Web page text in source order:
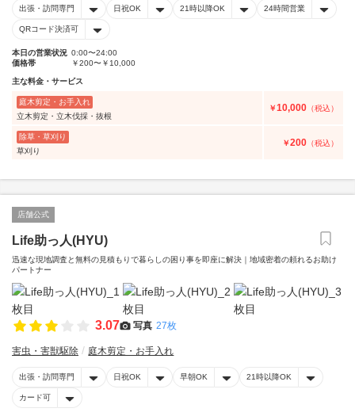
出張・訪問専門 日祝OK 21時以降OK 24時間営業
QRコード決済可
本日の営業状況 0:00〜24:00
価格帯
￥200〜￥10,000
主な料金・サービス
庭木剪定・お手入れ
立木剪定・立木伐採・抜根
￥10,000 （税込）
除草・草刈り
草刈り
￥200 （税込）
店舗公式
Life助っ人(HYU)
迅速な現地調査と無料の見積もりで暮らしの困り事を即座に解決｜地域密着の頼れるお助け
パートナー
3.07 写真 27枚
害虫・害獣駆除 庭木剪定・お手入れ
出張・訪問専門 日祝OK 早朝OK 21時以降OK
カード可